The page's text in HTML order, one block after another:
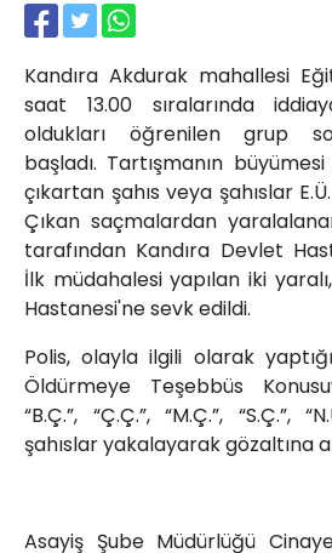
Kandıra Akdurak mahallesi
saat 13.00 sıralarında
oldukları öğrenilen grup
başladı. Tartışmanın
çıkartan şahıs veya şahıslar
Çıkan saçmalardan
tarafından Kandıra Devlet
İlk müdahalesi yapılan iki
Hastanesi'ne sevk edildi.
Polis, olayla ilgili olarak
Öldürmeye Teşebbüs
“B.Ç.”, “Ç.Ç.”, “M.Ç.”, “S.Ç.”,
şahıslar yakalayarak gözaltına
Asayiş Şube Müdürlüğü
Akkavaklar
KOCAELİ